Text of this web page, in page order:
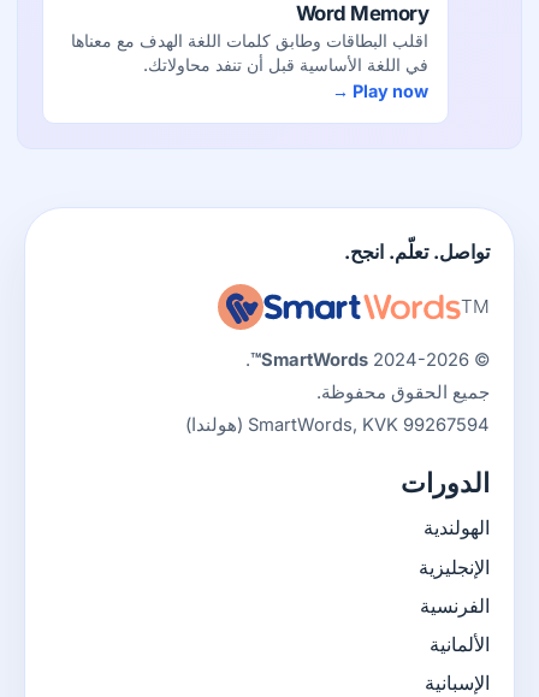
Word Memory
اقلب البطاقات وطابق كلمات اللغة الهدف مع معناها
في اللغة الأساسية قبل أن تنفد محاولاتك.
Play now →
تواصل. تعلّم. انجح.
TM
© 2024-2026
SmartWords™
.
جميع الحقوق محفوظة.
SmartWords, KVK 99267594 (هولندا)
الدورات
الهولندية
الإنجليزية
الفرنسية
الألمانية
الإسبانية